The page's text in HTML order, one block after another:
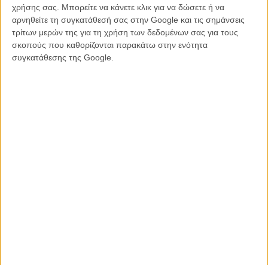
χρήσης σας. Μπορείτε να κάνετε κλικ για να δώσετε ή να
αρνηθείτε τη συγκατάθεσή σας στην Google και τις σημάνσεις
τρίτων μερών της για τη χρήση των δεδομένων σας για τους
σκοπούς που καθορίζονται παρακάτω στην ενότητα
συγκατάθεσης της Google.
Το Flix μίλησε με τον Τόμας Βίντερμπεργκ και τον Μαντς
Μίκελσεν σ' ένα... διασυνοριακό zoom junket
πάρετε μια ιδέα απ' όσα μας είπαν, ολόκληρη η συνέντευξη θα
δημοσιευτεί όταν η ταινία «Ασπρο Πάτο» βγει στις αίθουσες, αυτόν